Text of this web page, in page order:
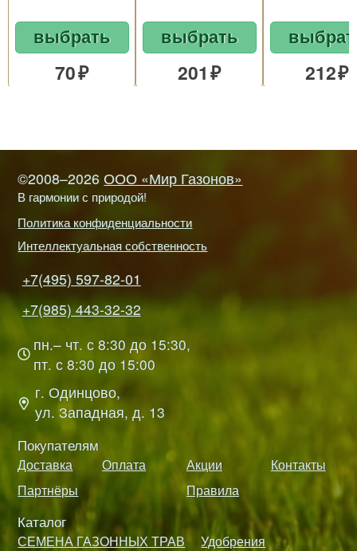
выбрать
70
выбрать
201 212
©2008–2026 ООО «Мир Газонов»
В гармонии с природой!
Политика конфиденциальности
Интеллектуальная собственность
+7(495) 597-82-01
+7(985) 443-32-32
пн.– чт. с 8:30 до 15:30,
пт. с 8:30 до 15:00
г. Одинцово,
ул. Западная, д. 13
Покупателям
Доставка Оплата Акции
Контакты
Партнёры
Правила
Каталог
СЕМЕНА ГАЗОННЫХ ТРАВ
Удобрения